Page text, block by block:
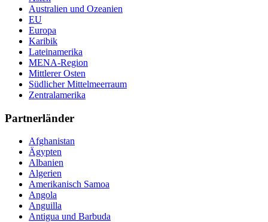
Australien und Ozeanien
EU
Europa
Karibik
Lateinamerika
MENA-Region
Mittlerer Osten
Südlicher Mittelmeerraum
Zentralamerika
Partnerländer
Afghanistan
Ägypten
Albanien
Algerien
Amerikanisch Samoa
Angola
Anguilla
Antigua und Barbuda